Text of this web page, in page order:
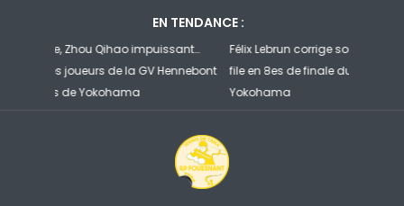
EN TENDANCE :
Félix Lebrun corrige son compatriote Flavien Coton et
file en 8es de finale du WTT Champions de
Yokohama